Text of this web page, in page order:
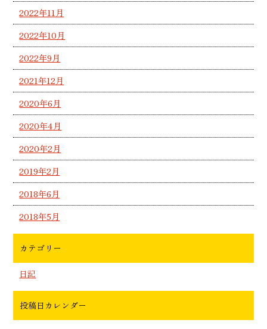
2022年11月
2022年10月
2022年9月
2021年12月
2020年6月
2020年4月
2020年2月
2019年2月
2018年6月
2018年5月
カテゴリー
日記
投稿日カレンダー